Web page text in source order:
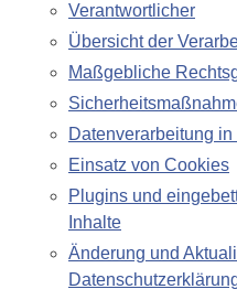
Verantwortlicher
Übersicht der
Maßgebliche
Datenverarbeitung
Einsatz von Cookies
Plugins und
Inhalte
Änderung und